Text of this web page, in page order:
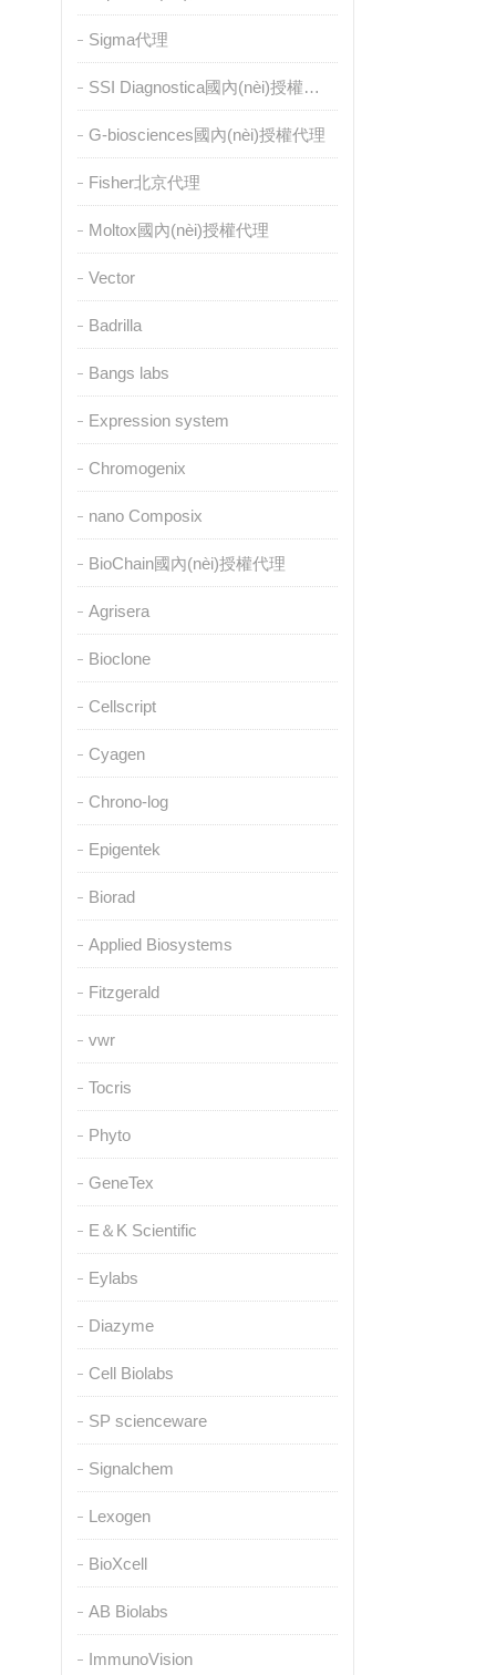
Sigma代理
SSI Diagnostica國內(nèi)授權代理
G-biosciences國內(nèi)授權代理
Fisher北京代理
Moltox國內(nèi)授權代理
Vector
Badrilla
Bangs labs
Expression system
Chromogenix
nano Composix
BioChain國內(nèi)授權代理
Agrisera
Bioclone
Cellscript
Cyagen
Chrono-log
Epigentek
Biorad
Applied Biosystems
Fitzgerald
vwr
Tocris
Phyto
GeneTex
E＆K Scientific
Eylabs
Diazyme
Cell Biolabs
SP scienceware
Signalchem
Lexogen
BioXcell
AB Biolabs
ImmunoVision